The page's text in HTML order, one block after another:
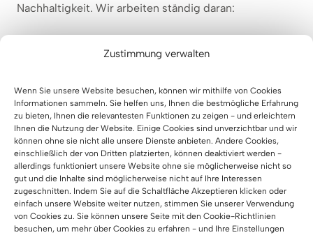
Zustimmung verwalten
Wenn Sie unsere Website besuchen, können wir mithilfe von Cookies
Informationen sammeln. Sie helfen uns, Ihnen die bestmögliche Erfahrung
zu bieten, Ihnen die relevantesten Funktionen zu zeigen - und erleichtern
Ihnen die Nutzung der Website. Einige Cookies sind unverzichtbar und wir
können ohne sie nicht alle unsere Dienste anbieten. Andere Cookies,
einschließlich der von Dritten platzierten, können deaktiviert werden -
allerdings funktioniert unsere Website ohne sie möglicherweise nicht so
gut und die Inhalte sind möglicherweise nicht auf Ihre Interessen
zugeschnitten. Indem Sie auf die Schaltfläche Akzeptieren klicken oder
einfach unsere Website weiter nutzen, stimmen Sie unserer Verwendung
von Cookies zu. Sie können unsere Seite mit den Cookie-Richtlinien
besuchen, um mehr über Cookies zu erfahren - und Ihre Einstellungen
Nachhaltigkeit. Wir arbeiten ständig daran:
Verwendung von recycelten Materialien, wo
Nutzung und einfaches Recycling am Ende des
Produktlebenszyklus ausgerichtet.
Aufklärung unserer Kunden und Partner über
nachhaltige Büropraktiken.
Wenn Sie sich für unsere Möbel entscheiden, werden
Sie Teil der Bewegung für eine nachhaltigere Zukunft.
Gemeinsam können wir Büroräume schaffen, die nicht